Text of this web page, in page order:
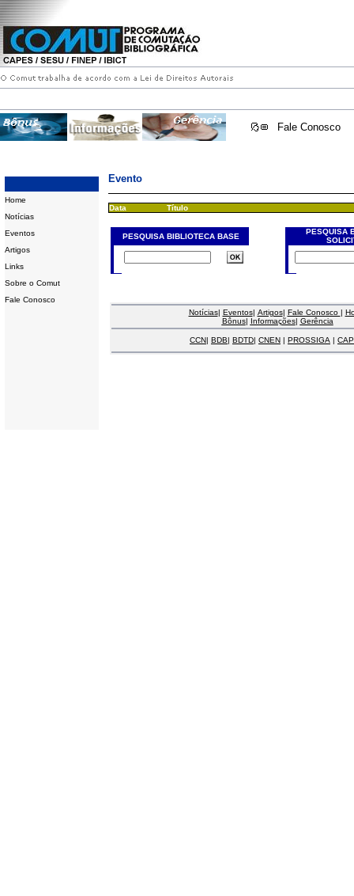
Fale Conosco
Home
Notícias
Eventos
Artigos
Links
Sobre o Comut
Fale Conosco
Evento
Data Título
PESQUISA BIBLIOTECA BASE
PESQUISA
Notícias| Eventos| Artigos| Fale Conosco |
Bônus| Informações| Gerência
CCN| BDB| BDTD| CNEN | PROSSIGA |